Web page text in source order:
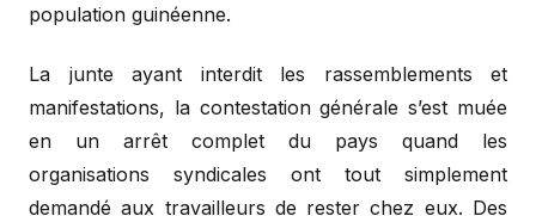
population guinéenne.
La junte ayant interdit les rassemblements et
manifestations, la contestation générale s’est muée
en un arrêt complet du pays quand les
organisations syndicales ont tout simplement
demandé aux travailleurs de rester chez eux. Des